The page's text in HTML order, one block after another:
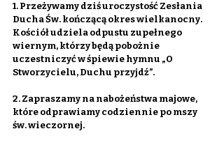
1. Przeżywamy dziś uroczystość Zesłania
Ducha Św. kończącą okres wielkanocny.
Kościół udziela odpustu zupełnego
wiernym, którzy będą pobożnie
uczestniczyć w śpiewie hymnu „O
Stworzycielu, Duchu przyjdź”.
2. Zapraszamy na nabożeństwa majowe,
które odprawiamy codziennie po mszy
św. wieczornej.